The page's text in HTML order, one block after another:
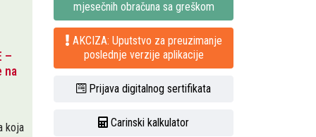
–
na
koja
mjesečnih obračuna sa greškom
AKCIZA: Uputstvo za preuzimanje
poslednje verzije aplikacije
Prijava digitalnog sertifikata
Carinski kalkulator